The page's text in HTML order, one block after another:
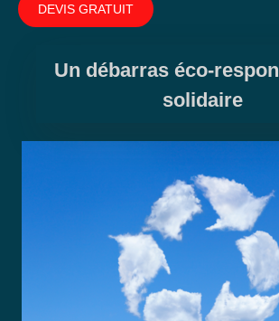
DEVIS GRATUIT
Un débarras éco-
solidaire